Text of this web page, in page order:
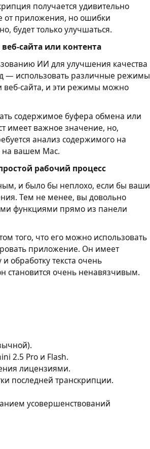
получается удивительно
от приложения, но ошибки
будет только улучшаться.
сайта или контента
ИИ для улучшения качества
— использовать различные режимы
веб-сайта, и эти режимы можно
содержимое буфера обмена или
имеет важное значение, но,
анализ содержимого на
на вашем Mac.
рабочий процесс
и было бы неплохо, если бы ваши
Тем не менее, вы довольно
функциями прямо из панели
того, что его можно использовать
приложение. Он имеет
обработку текста очень
становится очень ненавязчивым.
2.5 Pro и Flash.
лицензиями.
последней транскрипции.
усовершенствований